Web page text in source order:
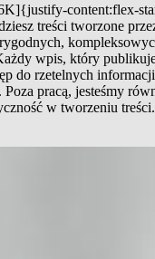
content:flex-
treści tworzone
wpis, który
do rzetelnych
pracą, jesteśmy
w tworzeniu treści.